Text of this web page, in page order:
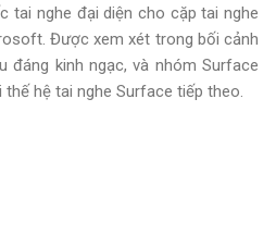
tai nghe đại diện cho cặp tai nghe
Được xem xét trong bối cảnh
đáng kinh ngạc, và nhóm Surface
hệ tai nghe Surface tiếp theo.